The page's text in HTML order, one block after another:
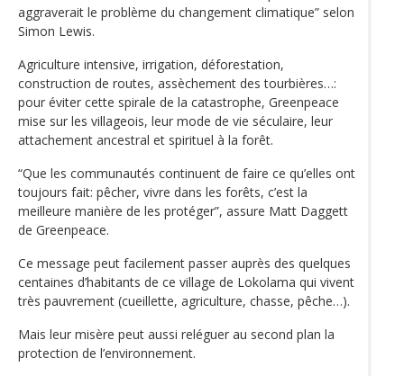
aggraverait le problème du changement climatique” selon
Simon Lewis.
Agriculture intensive, irrigation, déforestation,
construction de routes, assèchement des tourbières…:
pour éviter cette spirale de la catastrophe, Greenpeace
mise sur les villageois, leur mode de vie séculaire, leur
attachement ancestral et spirituel à la forêt.
“Que les communautés continuent de faire ce qu’elles ont
toujours fait: pêcher, vivre dans les forêts, c’est la
meilleure manière de les protéger”, assure Matt Daggett
de Greenpeace.
Ce message peut facilement passer auprès des quelques
centaines d’habitants de ce village de Lokolama qui vivent
très pauvrement (cueillette, agriculture, chasse, pêche…).
Mais leur misère peut aussi reléguer au second plan la
protection de l’environnement.